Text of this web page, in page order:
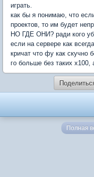
играть.
как бы я понимаю, что
проектов, то им будет
НО ГДЕ ОНИ? ради кого
если на сервере как
кричат что фу как скучно
го больше без таких
Полная